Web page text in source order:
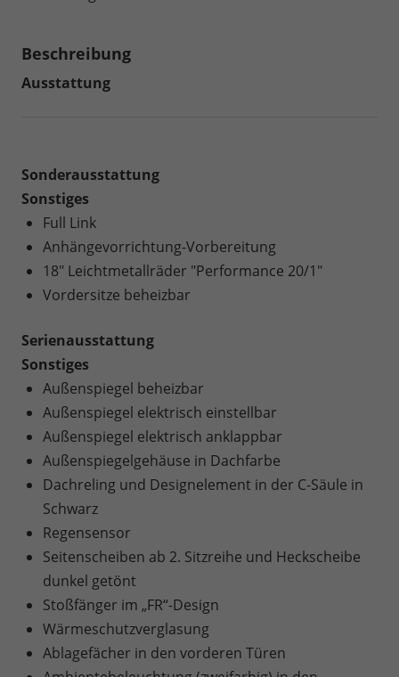
Beschreibung
Ausstattung
Sonderausstattung
Sonstiges
Full Link
Anhängevorrichtung-Vorbereitung
18" Leichtmetallräder "Performance 20/1"
Vordersitze beheizbar
Serienausstattung
Sonstiges
Außenspiegel beheizbar
Außenspiegel elektrisch einstellbar
Außenspiegel elektrisch anklappbar
Außenspiegelgehäuse in Dachfarbe
Dachreling und Designelement in der C-Säule in
Schwarz
Regensensor
Seitenscheiben ab 2. Sitzreihe und Heckscheibe
dunkel getönt
Stoßfänger im „FR“-Design
Wärmeschutzverglasung
Ablagefächer in den vorderen Türen